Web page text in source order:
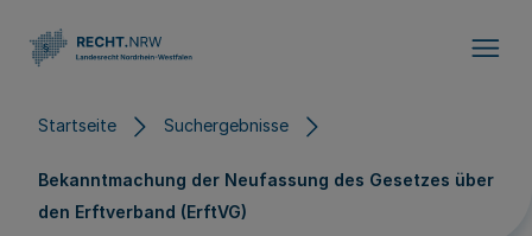
Startseite Suchergebnisse
Bekanntmachung der Neufassung des Gesetzes über
den Erftverband (ErftVG)